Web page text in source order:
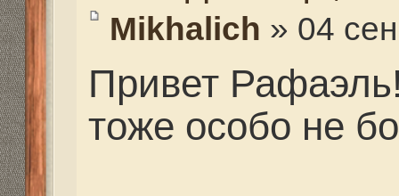
Продолжительность
варьируется в
Если анчоусы и
лет, возраст